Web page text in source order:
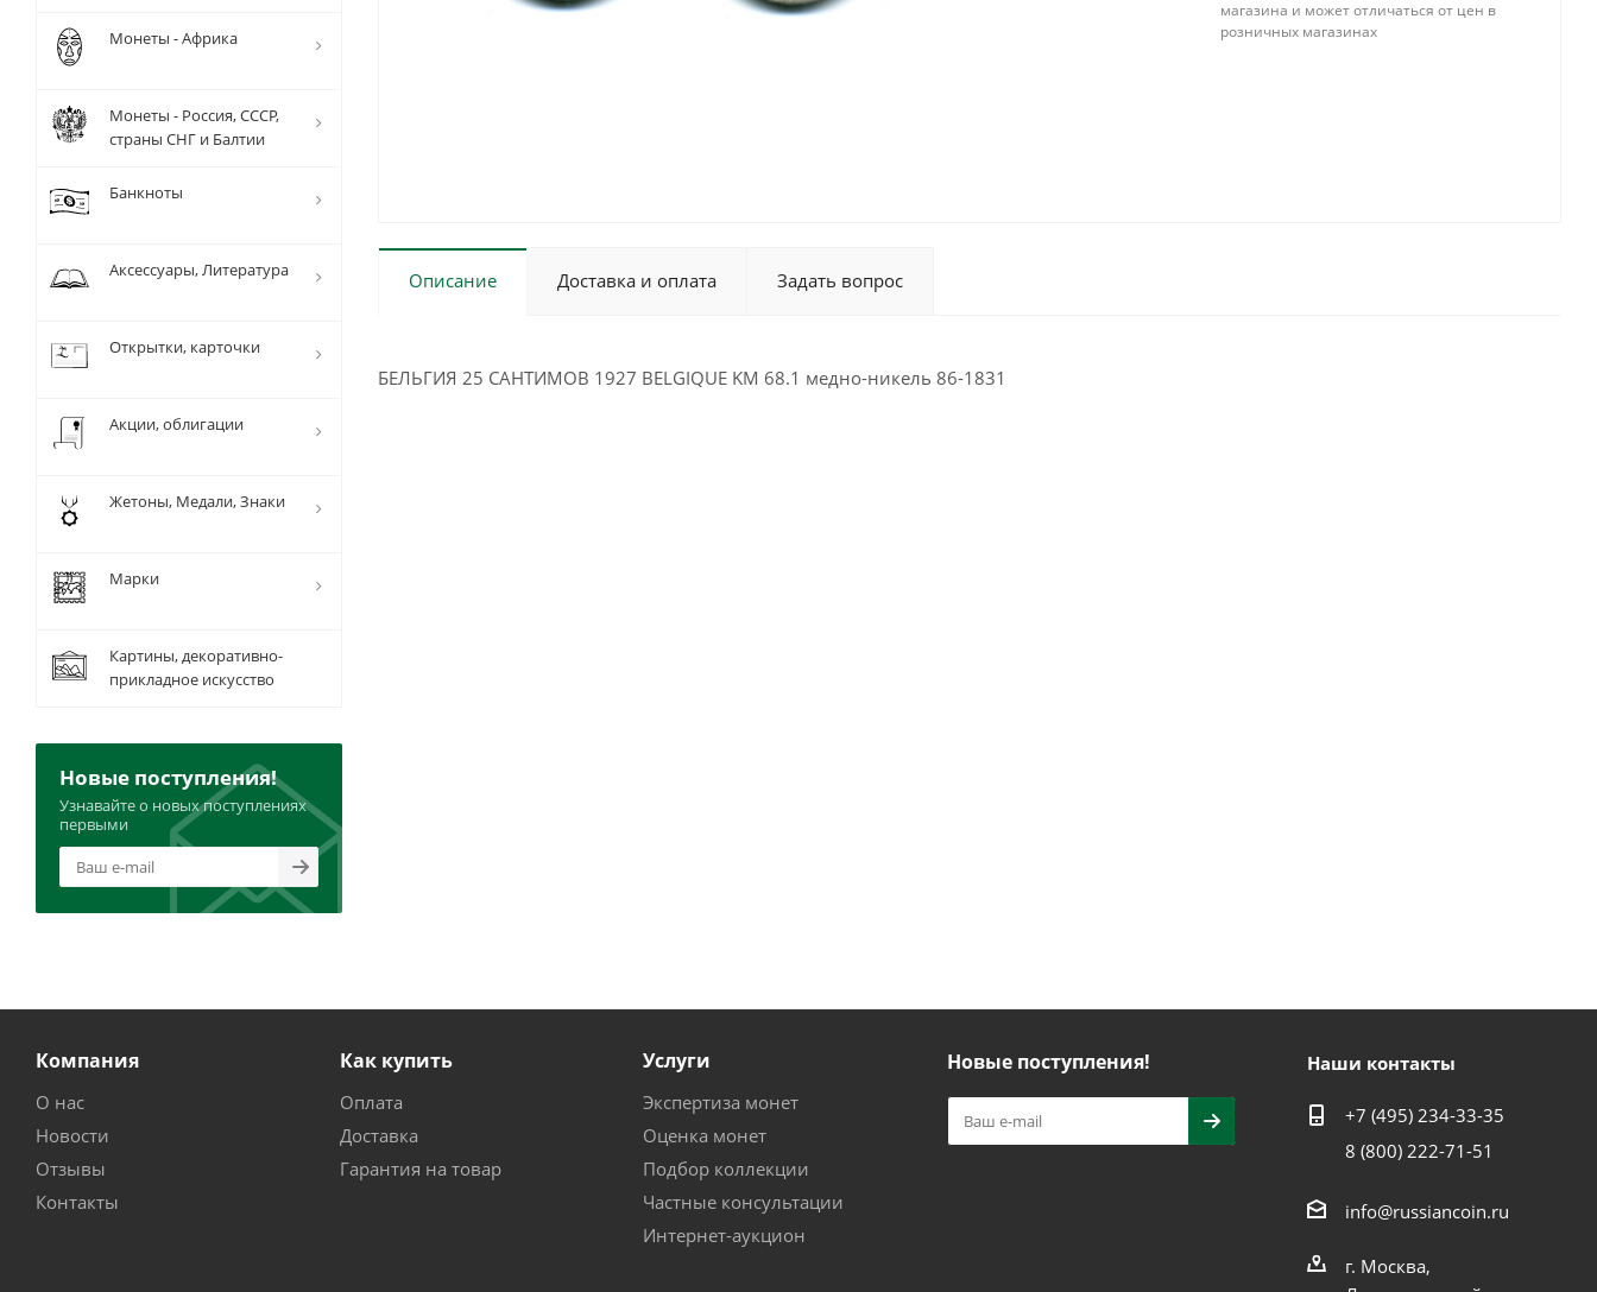
магазина и может отличаться от цен в
розничных магазинах
Описание Доставка и оплата Задать вопрос
БЕЛЬГИЯ 25 САНТИМОВ 1927 BELGIQUE KM 68.1 медно-никель 86-1831
Монеты - Африка
Монеты - Россия, СССР,
страны СНГ и Балтии
Банкноты
Аксессуары, Литература
Открытки, карточки
Акции, облигации
Жетоны, Медали, Знаки
Марки
Картины, декоративно-
прикладное искусство
Новые поступления!
Узнавайте о новых поступлениях
первыми
Компания
О нас
Новости
Отзывы
Контакты
Как купить
Оплата
Доставка
Гарантия на товар
Услуги
Экспертиза монет
Оценка монет
Подбор коллекции
Частные консультации
Интернет-аукцион
Новые поступления! Наши контакты
+7 (495) 234-33-35
8 (800) 222-71-51
info@russiancoin.ru
г. Москва,